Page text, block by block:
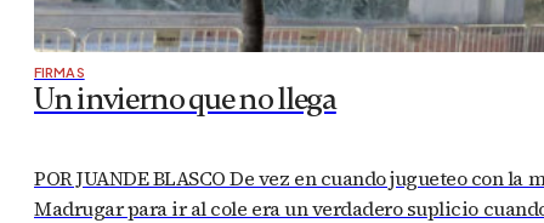
FIRMAS
Un invierno que no llega
POR JUANDE BLASCO De vez en cuando jugueteo con
Madrugar para ir al cole era un verdadero suplicio